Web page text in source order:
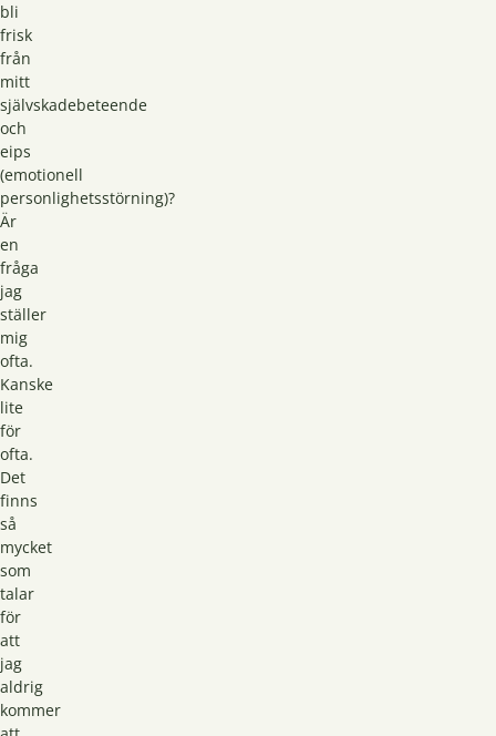
bli
frisk
från
mitt
självskadebeteende
och
eips
(emotionell
personlighetsstörning)?
Är
en
fråga
jag
ställer
mig
ofta.
Kanske
lite
för
ofta.
Det
finns
så
mycket
som
talar
för
att
jag
aldrig
kommer